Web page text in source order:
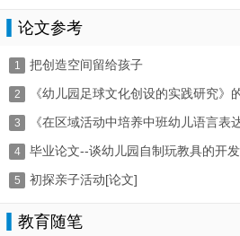
论文参考
1
把创造空间留给孩子
2
《幼儿园足球文化创设的实践研究》
3 《在区域活动中培养中班幼儿语言表
究
4
毕业论文--谈幼儿园自制玩教具的开
5 初探亲子活动[论文]
教育随笔